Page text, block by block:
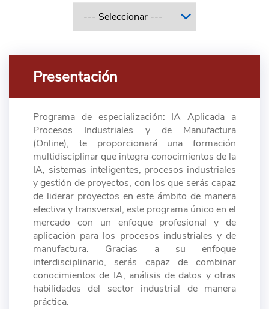
Presentación
Programa de especialización: IA Aplicada a
Procesos Industriales y de Manufactura
(Online), te proporcionará una formación
multidisciplinar que integra conocimientos de la
IA, sistemas inteligentes, procesos industriales
y gestión de proyectos, con los que serás capaz
de liderar proyectos en este ámbito de manera
efectiva y transversal, este programa único en el
mercado con un enfoque profesional y de
aplicación para los procesos industriales y de
manufactura. Gracias a su enfoque
interdisciplinario, serás capaz de combinar
conocimientos de IA, análisis de datos y otras
habilidades del sector industrial de manera
práctica.